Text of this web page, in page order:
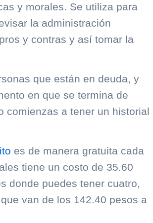
y morales. Se utiliza para
la administración
y contras y así tomar la
que están en deuda, y
en que se termina de
comienzas a tener un historial
es de manera gratuita cada
tiene un costo de 35.60
donde puedes tener cuatro,
van de los 142.40 pesos a